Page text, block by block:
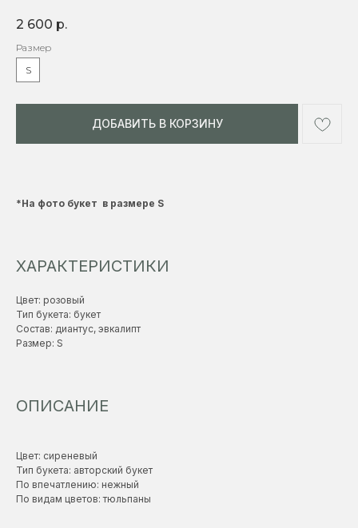
2 600 р.
Размер
S
ДОБАВИТЬ В КОРЗИНУ
*На фото букет в размере S
ХАРАКТЕРИСТИКИ
Цвет: розовый
Тип букета: букет
Состав: диантус, эвкалипт
Размер: S
ОПИСАНИЕ
Цвет: сиреневый
Тип букета: авторский букет
По впечатлению: нежный
По видам цветов: тюльпаны